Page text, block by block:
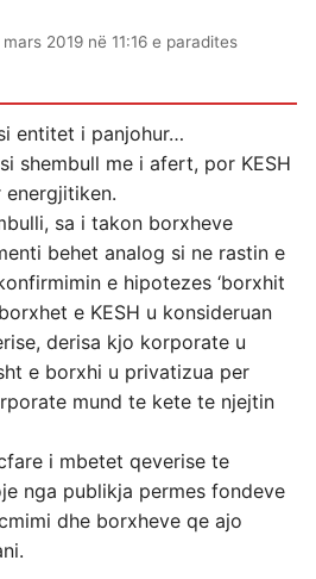
mars 2019 në 11:16 e paradites
entitet i panjohur…
shembull me i afert, por KESH
sa i takon borxheve
behet analog si ne rastin e
e hipotezes ‘borxhit
e KESH u konsideruan
derisa kjo korporate u
e borxhi u privatizua per
mund te kete te njejtin
i mbetet qeverise te
nga publikja permes fondeve
dhe borxheve qe ajo